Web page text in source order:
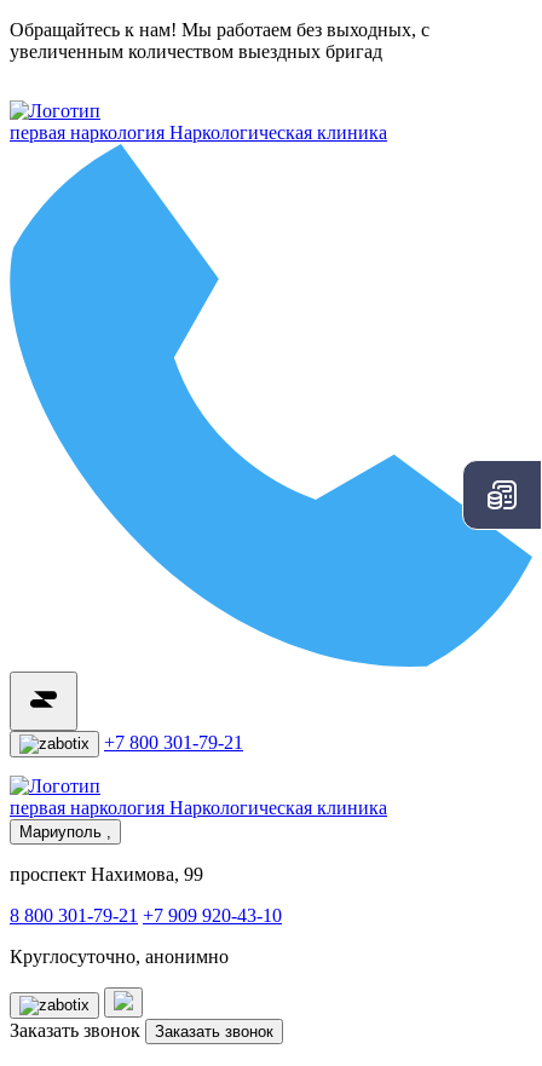
Обращайтесь к нам! Мы работаем без выходных, с
увеличенным количеством выездных бригад
первая наркология Наркологическая клиника
+7 800 301-79-21
первая наркология Наркологическая клиника
Мариуполь ,
проспект Нахимова, 99
8 800 301-79-21 +7 909 920-43-10
Круглосуточно, анонимно
Заказать звонок Заказать звонок